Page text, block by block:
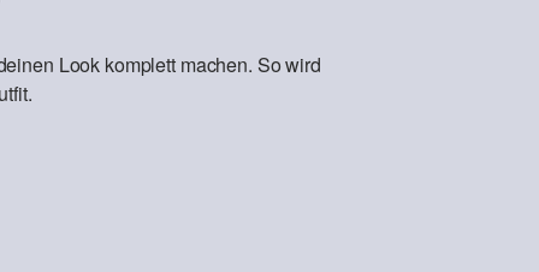
Look komplett machen. So wird